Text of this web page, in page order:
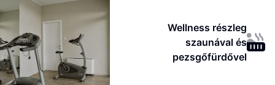
Wellness részleg
szaunával és
pezsgőfürdővel